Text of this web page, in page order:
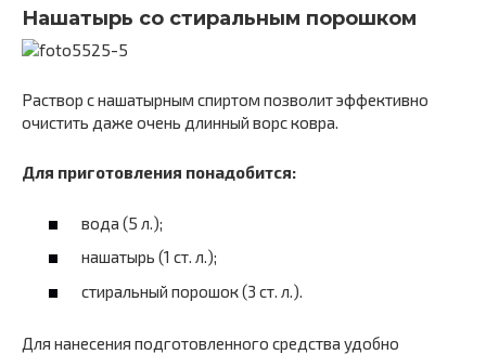
Нашатырь со стиральным порошком
Раствор с нашатырным спиртом позволит эффективно
очистить даже очень длинный ворс ковра.
Для приготовления понадобится:
вода (5 л.);
нашатырь (1 ст. л.);
стиральный порошок (3 ст. л.).
Для нанесения подготовленного средства удобно